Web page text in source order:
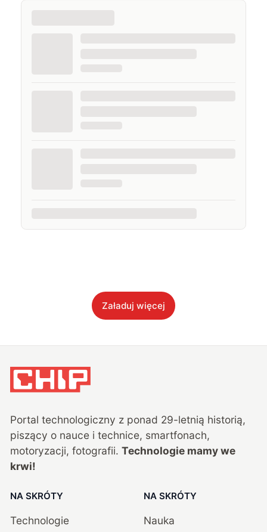
Załaduj więcej
Portal technologiczny z ponad 29-letnią historią,
piszący o nauce i technice, smartfonach,
motoryzacji, fotografii. Technologie mamy we
krwi!
NA SKRÓTY
Technologie
NA SKRÓTY
Nauka